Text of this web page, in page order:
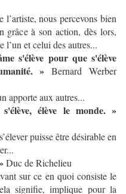
nous percevons bien
grâce à son action, dès lors,
l’un et celui des autres...
s'élève pour que s'élève
» Bernard Werber
apporte aux autres...
élève le monde. »
puisse être désirable en
Duc de Richelieu
sur ce en quoi consiste le
signifie, implique pour la